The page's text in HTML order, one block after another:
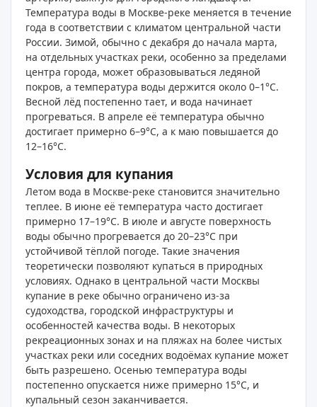
Температура воды в Москве-реке меняется в течение
года в соответствии с климатом центральной части
России. Зимой, обычно с декабря до начала марта,
на отдельных участках реки, особенно за пределами
центра города, может образовываться ледяной
покров, а температура воды держится около 0–1°C.
Весной лёд постепенно тает, и вода начинает
прогреваться. В апреле её температура обычно
достигает примерно 6–9°C, а к маю повышается до
12–16°C.
Условия для купания
Летом вода в Москве-реке становится значительно
теплее. В июне её температура часто достигает
примерно 17–19°C. В июле и августе поверхность
воды обычно прогревается до 20–23°C при
устойчивой тёплой погоде. Такие значения
теоретически позволяют купаться в природных
условиях. Однако в центральной части Москвы
купание в реке обычно ограничено из-за
судоходства, городской инфраструктуры и
особенностей качества воды. В некоторых
рекреационных зонах и на пляжах на более чистых
участках реки или соседних водоёмах купание может
быть разрешено. Осенью температура воды
постепенно опускается ниже примерно 15°C, и
купальный сезон заканчивается.